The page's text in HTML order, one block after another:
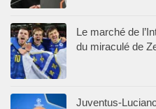
Le marché de
du miraculé de
Juventus-